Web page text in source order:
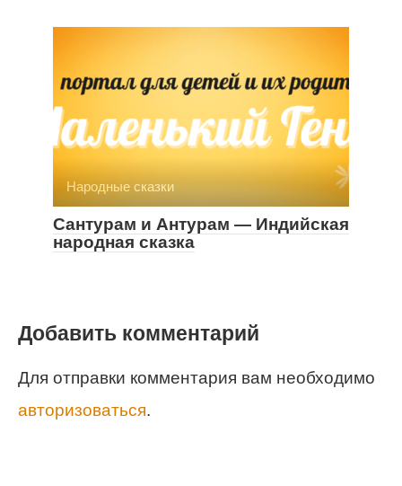
Народные сказки
Сантурам и Антурам — Индийская
народная сказка
Добавить комментарий
Для отправки комментария вам необходимо
авторизоваться.